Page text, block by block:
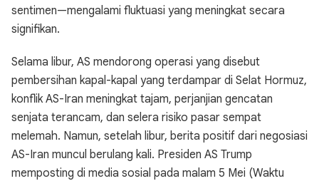
sentimen—mengalami fluktuasi yang meningkat secara
signifikan.
Selama libur, AS mendorong operasi yang disebut
pembersihan kapal-kapal yang terdampar di Selat Hormuz,
konflik AS-Iran meningkat tajam, perjanjian gencatan
senjata terancam, dan selera risiko pasar sempat
melemah. Namun, setelah libur, berita positif dari negosiasi
AS-Iran muncul berulang kali. Presiden AS Trump
memposting di media sosial pada malam 5 Mei (Waktu